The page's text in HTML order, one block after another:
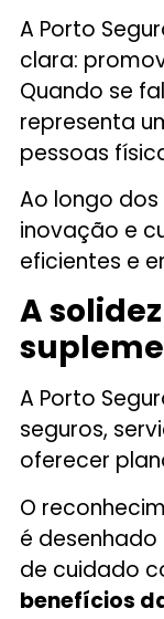
A Porto
clara:
Quando se
representa
pessoas
Ao longo
inovação e
eficientes e
A
A Porto
seguros,
oferecer
O
é
de cuidado
benefícios